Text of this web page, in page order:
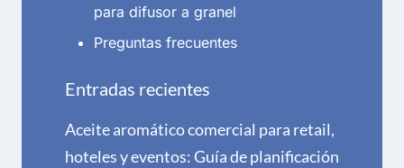
para difusor a granel
Preguntas frecuentes
Entradas recientes
Aceite aromático comercial para retail,
hoteles y eventos: Guía de planificación